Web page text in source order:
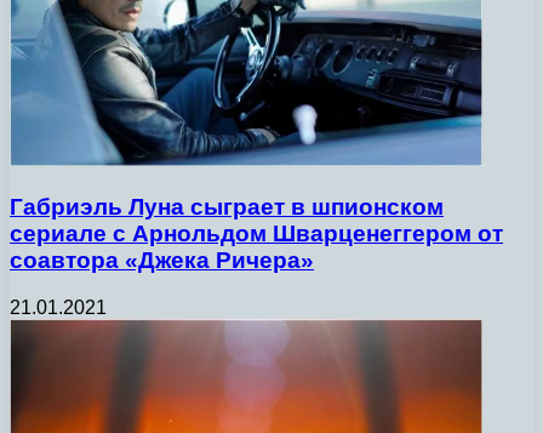
Габриэль Луна сыграет в шпионском
сериале с Арнольдом Шварценеггером от
соавтора «Джека Ричера»
21.01.2021